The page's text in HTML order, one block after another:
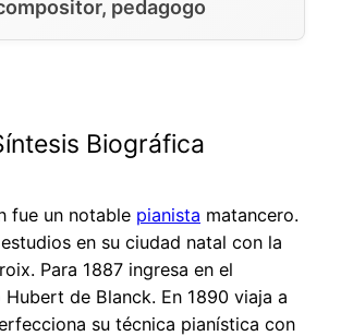
pedagogo
Biográfica
fue un notable pianista matancero.
en su ciudad natal con la
Para 1887 ingresa en el
de Blanck. En 1890 viaja a
su técnica pianística con